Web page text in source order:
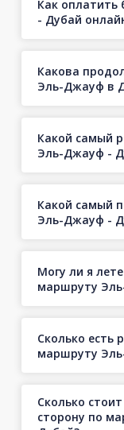
Как
- Дубай
Какова
Эль-Джауф в
Какой самый
Эль-Джауф -
Какой самый
Эль-Джауф -
Могу ли я
маршруту
Сколько есть
маршруту
Сколько
сторону по